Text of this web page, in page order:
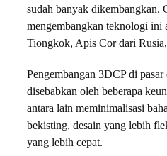
sudah banyak dikembangkan.
mengembangkan teknologi ini
Tiongkok, Apis Cor dari
Pengembangan 3DCP di
disebabkan oleh beberapa
antara lain meminimalisasi
bekisting, desain yang lebih
yang lebih cepat.